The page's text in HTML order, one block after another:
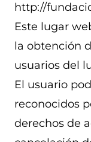
http://
Este lugar
la obtención
usuarios del
El usuario
reconocidos
derechos de